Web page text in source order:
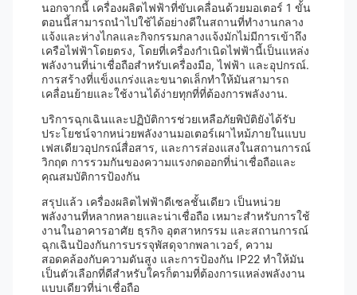
นอกจากนี้ เครื่องผลิตไฟฟ้าที่ขับเคลื่อนด้วยมอเตอร์ 1 ขั้น
ตอนนี้สามารถนําไปใช้ได้อย่างดีในสถานที่ทํางานกลาง
แจ้งและห่างไกลและกิจกรรมกลางแจ้งมักไม่มีการเข้าถึง
เครือไฟฟ้าโดยตรง, โดยที่เครื่องกําเนิดไฟฟ้านี้เป็นแหล่ง
พลังงานที่น่าเชื่อถือสําหรับเครื่องมือ, ไฟฟ้า และอุปกรณ์.
การสร้างที่แข็งแกร่งและขนาดเล็กทําให้มันสามารถ
เคลื่อนย้ายและใช้งานได้ง่ายทุกที่ที่ต้องการพลังงาน.
บริการฉุกเฉินและปฏิบัติการช่วยเหลือภัยพิบัติยังได้รับ
ประโยชน์จากหน่วยพลังงานมอเตอร์เผาไหม้ภายในแบบ
เฟสเดียวอุปกรณ์สื่อสาร, และการส่องแสงในสถานการณ์
วิกฤต การรวมกันของความแรงกดออกที่น่าเชื่อถือและ
คุณสมบัติการป้องกัน
สรุปแล้ว เครื่องผลิตไฟฟ้าดีเซลชั้นเดียว เป็นหน่วย
พลังงานที่หลากหลายและน่าเชื่อถือ เหมาะสําหรับการใช้
งานในอาคารอาศัย ธุรกิจ อุตสาหกรรม และสถานการณ์
ฉุกเฉินป้องกันการบรรจุพัสดุจากพลาเวอร์, ความ
สอดคล้องกับความดันสูง และการป้องกัน IP22 ทําให้มัน
เป็นตัวเลือกที่ดีสําหรับใครก็ตามที่ต้องการแหล่งพลังงาน
แบบเดียวที่น่าเชื่อถือ